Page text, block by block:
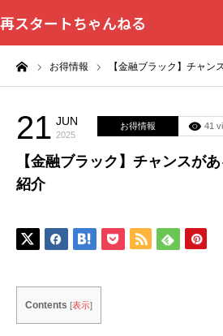
再スタートちゃんねる
お得情報 【金融ブラック】チャ
21 JUN
2025
お得情報 41
【金融ブラック】チャンスが
紹介
Contents [表示]
HOME
カテゴリー一覧
問い合わせフォーム